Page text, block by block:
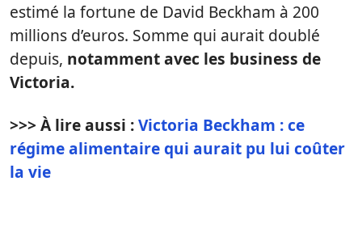
estimé la fortune de David Beckham à 200
millions d’euros. Somme qui aurait doublé
depuis, notamment avec les business de
Victoria.
>>> À lire aussi :Victoria Beckham : ce
régime alimentaire qui aurait pu lui coûter
la vie